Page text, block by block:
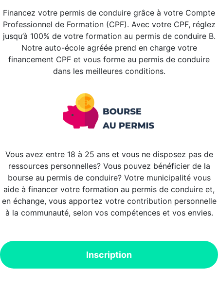
Financez votre permis de conduire grâce à votre Compte
Professionnel de Formation (CPF). Avec votre CPF, réglez
jusqu’à 100% de votre formation au permis de conduire B.
Notre auto-école agréée prend en charge votre
financement CPF et vous forme au permis de conduire
dans les meilleures conditions.
Vous avez entre 18 à 25 ans et vous ne disposez pas de
ressources personnelles? Vous pouvez bénéficier de la
bourse au permis de conduire? Votre municipalité vous
aide à financer votre formation au permis de conduire et,
en échange, vous apportez votre contribution personnelle
à la communauté, selon vos compétences et vos envies.
Inscription